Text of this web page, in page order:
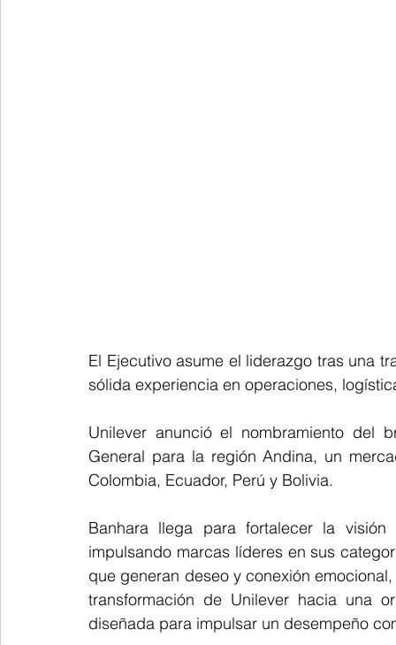
El Ejecutivo asume el liderazgo tras una
sólida experiencia en operaciones,
Unilever anunció el nombramiento del
General para la región Andina, un
Colombia, Ecuador, Perú y Bolivia.
Banhara llega para fortalecer la
impulsando marcas líderes en sus
que generan deseo y conexión
transformación de Unilever hacia una
diseñada para impulsar un desempeño